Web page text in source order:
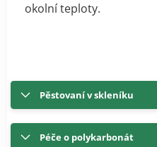
okolní teploty.
Pěstovaní v skleníku
Péče o polykarbonát